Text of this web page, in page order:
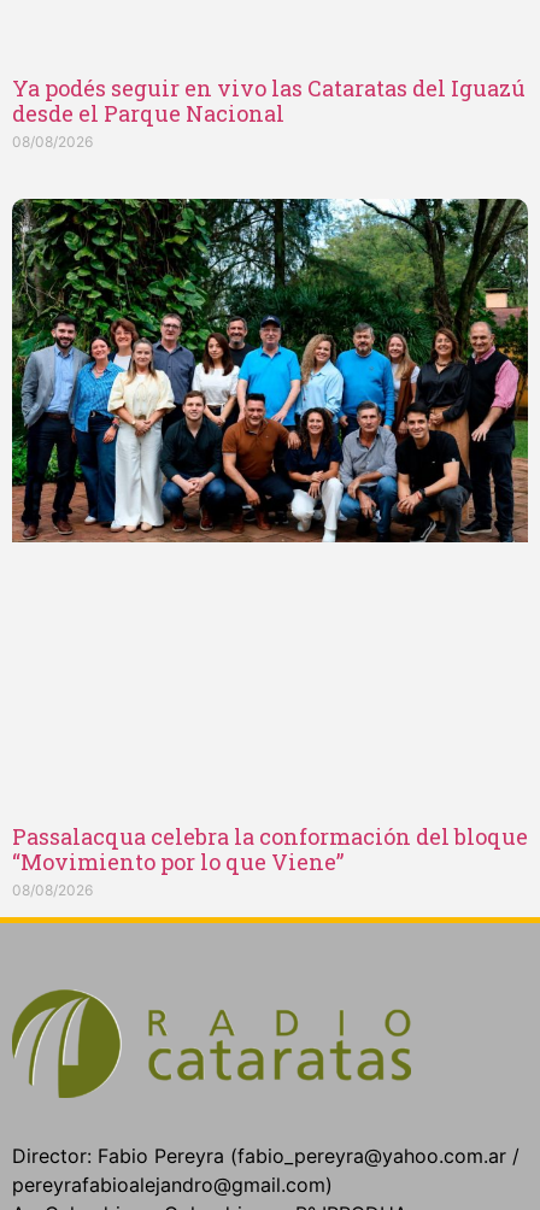
Ya podés seguir en vivo las Cataratas del Iguazú
desde el Parque Nacional
08/08/2026
Passalacqua celebra la conformación del bloque
“Movimiento por lo que Viene”
08/08/2026
Director: Fabio Pereyra (fabio_pereyra@yahoo.com.ar /
pereyrafabioalejandro@gmail.com)